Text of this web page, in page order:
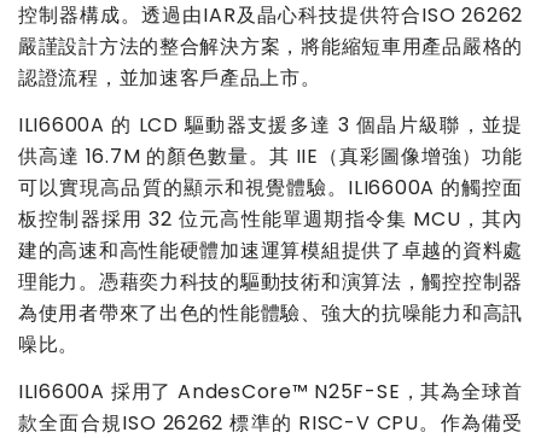
控制器構成。透過由IAR及晶心科技提供符合ISO 26262
嚴謹設計方法的整合解決方案，將能縮短車用產品嚴格的
認證流程，並加速客戶產品上市。
ILI6600A 的 LCD驅動器支援多達 3 個晶片級聯，並提
供高達 16.7M 的顏色數量。其 IIE （真彩圖像增強）功能
可以實現高品質的顯示和視覺體驗。 ILI6600A 的觸控面
板控制器採用 32 位元高性能單週期指令集 MCU ，其內
建的高速和高性能硬體加速運算模組提供了卓越的資料處
理能力。憑藉奕力科技的驅動技術和演算法，觸控控制器
為使用者帶來了出色的性能體驗、強大的抗噪能力和高訊
噪比。
ILI6600A 採用了 AndesCore™ N25F-SE ，其為全球首
款全面合規ISO 26262標準的 RISC-V CPU。作為備受